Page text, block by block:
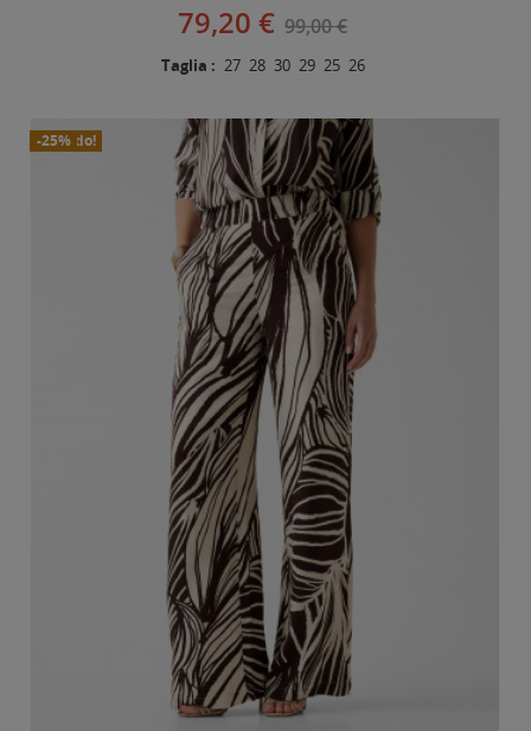
79,20 € 99,00 €
Taglia : 27 28 30 29 25 26
In Saldo!
Nuovo
-25%